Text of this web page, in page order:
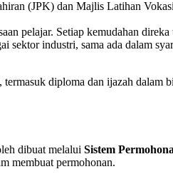
(JPK) dan Majlis Latihan
pelajar. Setiap kemudahan
industri, sama ada dalam
diploma dan ijazah
dibuat melalui Sistem
membuat permohonan.